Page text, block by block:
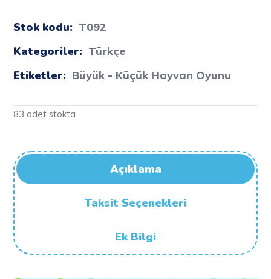
Stok kodu: T092
Kategoriler: Türkçe
Etiketler: Büyük - Küçük Hayvan Oyunu
83 adet stokta
Açıklama
Taksit Seçenekleri
Ek Bilgi